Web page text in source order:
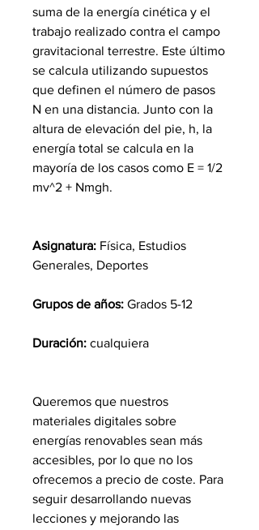
suma de la energía cinética y el
trabajo realizado contra el campo
gravitacional terrestre. Este último
se calcula utilizando supuestos
que definen el número de pasos
N en una distancia. Junto con la
altura de elevación del pie, h, la
energía total se calcula en la
mayoría de los casos como E = 1/2
mv^2 + Nmgh.
Asignatura: Física, Estudios
Generales, Deportes
Grupos de años: Grados 5-12
Duración: cualquiera
Queremos que nuestros
materiales digitales sobre
energías renovables sean más
accesibles, por lo que no los
ofrecemos a precio de coste. Para
seguir desarrollando nuevas
lecciones y mejorando las